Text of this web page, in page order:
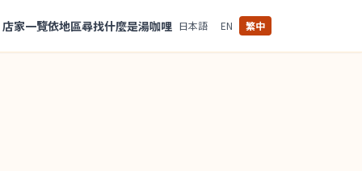
店家一覽依地區尋找什麼是湯咖哩 日本語 EN 繁中